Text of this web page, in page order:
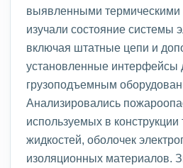
выявленными
изучали состояние системы
включая штатные цепи и
установленные интерфейсы
грузоподъемным
Анализировались
используемых в конструкции
жидкостей, оболочек
изоляционных материалов.